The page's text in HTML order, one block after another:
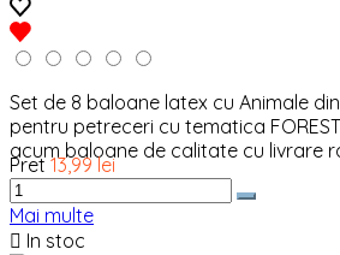
Set de 8 baloane latex cu Animale
pentru petreceri cu tematica
acum baloane de calitate cu livrare
Pret 13,99 lei
Mai multe
 In stoc